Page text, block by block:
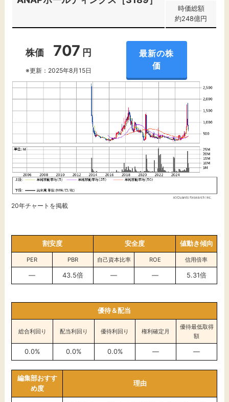
時価総額
約248億円
株価 707 円
※更新：2025年8月15日
最新の株
価
20年チャートを掲載
割安度 安全度 値動き傾向
PER PBR 自己資本比率 ROE 信用倍率
― 43.5倍 ― ― 5.31倍
優待＆配当
総合利回り 配当利回り 優待利回り 権利確定月
優待最低取得
額
0.0% 0.0% 0.0% ― ―
編集部おすす
め度
理由